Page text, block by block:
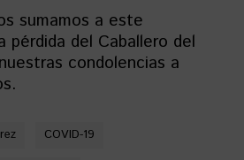
sumamos a este
pérdida del Caballero del
condolencias a
COVID-19